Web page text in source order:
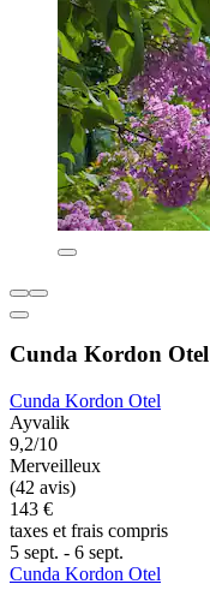
Cunda Kordon Otel
Cunda Kordon Otel
Ayvalik
9,2/10
Merveilleux
(42 avis)
143 €
taxes et frais compris
5 sept. - 6 sept.
Cunda Kordon Otel